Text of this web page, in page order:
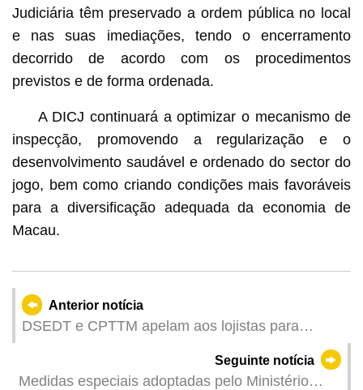
Judiciária têm preservado a ordem pública no local
e nas suas imediações, tendo o encerramento
decorrido de acordo com os procedimentos
previstos e de forma ordenada.
A DICJ continuará a optimizar o mecanismo de
inspecção, promovendo a regularização e o
desenvolvimento saudável e ordenado do sector do
jogo, bem como criando condições mais favoráveis
para a diversificação adequada da economia de
Macau.
Anterior notícia
DSEDT e CPTTM apelam aos lojistas para
Seguinte notícia
Medidas especiais adoptadas pelo Ministério